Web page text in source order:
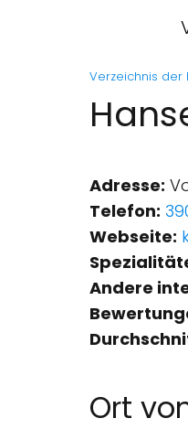
Verzeichnis der
Adresse:
Telefon:
Webseite:
Andere
Ort